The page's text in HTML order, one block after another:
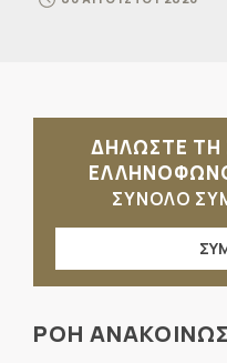
ΔΗΛΩΣΤΕ ΤΗ
ΣΥΝΟΛΟ
ΡΟΗ